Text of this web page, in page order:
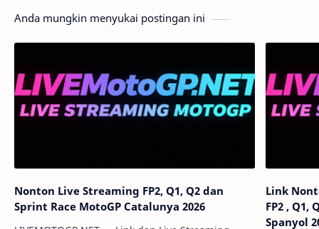
Anda mungkin menyukai postingan ini
Nonton Live Streaming FP2, Q1, Q2 dan
Sprint Race MotoGP Catalunya 2026
Link
FP2 , Q1,
Spanyol